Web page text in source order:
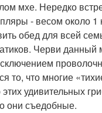
мхе. Нередко
- весом около 1
обед для всей
Черви данный
то, что многие
удивительных
они съедобные.